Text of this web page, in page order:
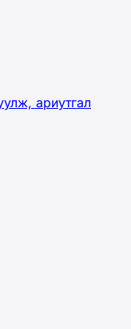
ариутгал